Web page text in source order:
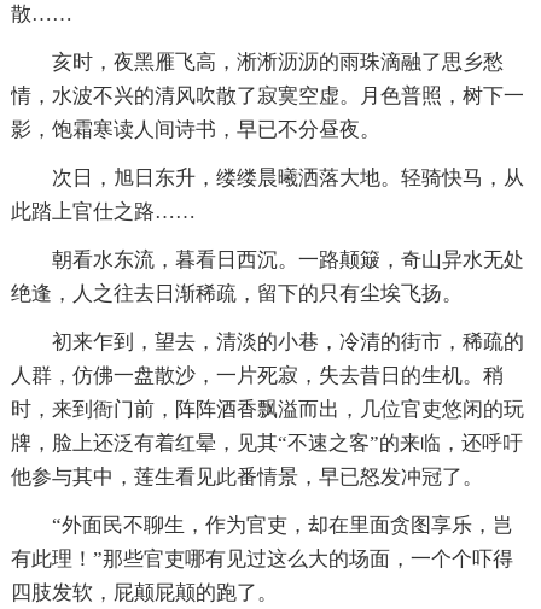
散……
亥时，夜黑雁飞高，淅淅沥沥的雨珠滴融了思乡愁
情，水波不兴的清风吹散了寂寞空虚。月色普照，树下一
影，饱霜寒读人间诗书，早已不分昼夜。
次日，旭日东升，缕缕晨曦洒落大地。轻骑快马，从
此踏上官仕之路……
朝看水东流，暮看日西沉。一路颠簸，奇山异水无处
绝逢，人之往去日渐稀疏，留下的只有尘埃飞扬。
初来乍到，望去，清淡的小巷，冷清的街市，稀疏的
人群，仿佛一盘散沙，一片死寂，失去昔日的生机。稍
时，来到衙门前，阵阵酒香飘溢而出，几位官吏悠闲的玩
牌，脸上还泛有着红晕，见其“不速之客”的来临，还呼吁
他参与其中，莲生看见此番情景，早已怒发冲冠了。
“外面民不聊生，作为官吏，却在里面贪图享乐，岂
有此理！”那些官吏哪有见过这么大的场面，一个个吓得
四肢发软，屁颠屁颠的跑了。